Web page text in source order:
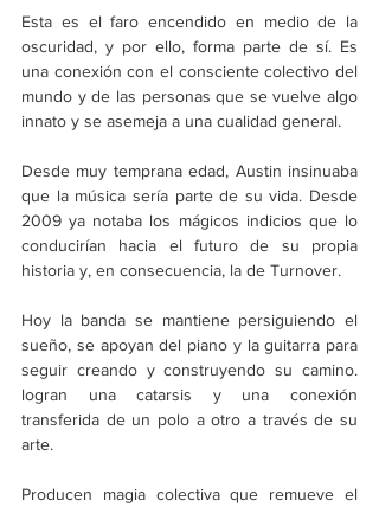
Esta es el faro encendido en medio de la
oscuridad, y por ello, forma parte de sí. Es
una conexión con el consciente colectivo del
mundo y de las personas que se vuelve algo
innato y se asemeja a una cualidad general.
Desde muy temprana edad, Austin insinuaba
que la música sería parte de su vida. Desde
2009 ya notaba los mágicos indicios que lo
conducirían hacia el futuro de su propia
historia y, en consecuencia, la de Turnover.
Hoy la banda se mantiene persiguiendo el
sueño, se apoyan del piano y la guitarra para
seguir creando y construyendo su camino.
logran una catarsis y una conexión
transferida de un polo a otro a través de su
arte.
Producen magia colectiva que remueve el